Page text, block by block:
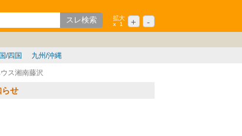
拡大
x
1 + -
/四国 九州/沖縄
ス湘南藤沢
らせ